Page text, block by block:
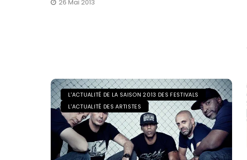
26 Mai 2013
L'ACTUALITÉ DE LA SAISON 2013 DES FESTIVALS
L'ACTUALITÉ DES ARTISTES